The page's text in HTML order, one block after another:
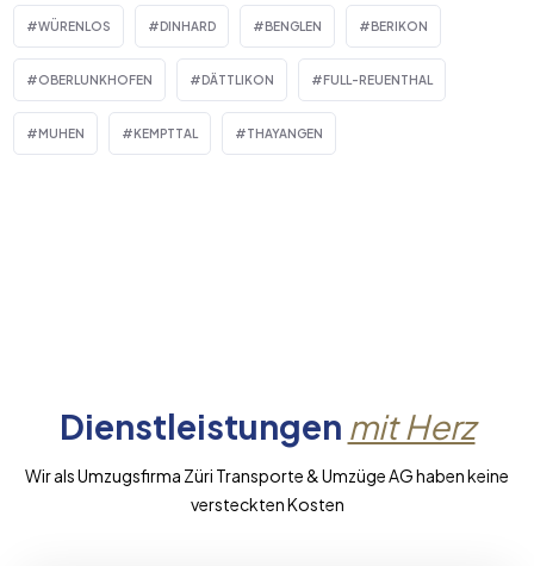
WÜRENLOS DINHARD BENGLEN BERIKON
OBERLUNKHOFEN DÄTTLIKON FULL-REUENTHAL
MUHEN KEMPTTAL THAYANGEN
Dienstleistungen mit Herz
Wir als Umzugsfirma Züri Transporte & Umzüge AG haben keine
versteckten Kosten